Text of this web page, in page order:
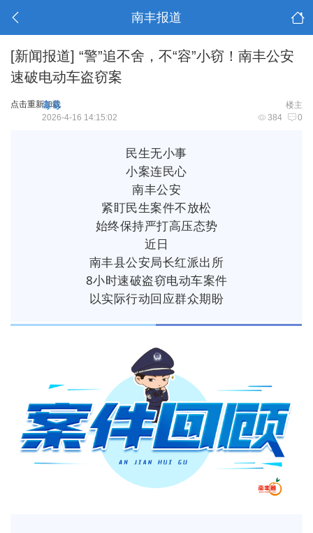
南丰报道
[新闻报道] “警”追不舍，不“容”小窃！南丰公安
速破电动车盗窃案
点击重新加载 楼主
毒毒
384 0
2026-4-16 14:15:02
民生无小事
小案连民心
南丰公安
紧盯民生案件不放松
始终保持严打高压态势
近日
南丰县公安局长红派出所
8小时速破盗窃电动车案件
以实际行动回应群众期盼